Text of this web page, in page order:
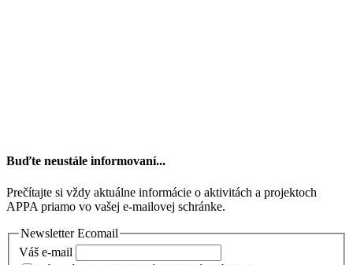
Prečítajte si vždy aktuálne informácie o aktivitách a projektoch
Newsletter Ecomail
Súhlasím sospracovaním osobných údajov
Odoberať